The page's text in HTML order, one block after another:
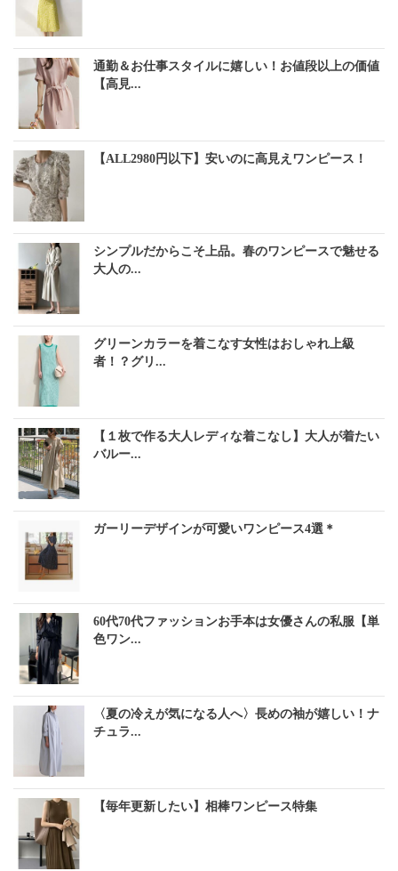
通勤＆お仕事スタイルに嬉しい！お値段以上の価値
【高見...
【ALL2980円以下】安いのに高見えワンピース！
シンプルだからこそ上品。春のワンピースで魅せる
大人の...
グリーンカラーを着こなす女性はおしゃれ上級
者！？グリ...
【１枚で作る大人レディな着こなし】大人が着たい
バルー...
ガーリーデザインが可愛いワンピース4選＊
60代70代ファッションお手本は女優さんの私服【単
色ワン...
〈夏の冷えが気になる人へ〉長めの袖が嬉しい！ナ
チュラ...
【毎年更新したい】相棒ワンピース特集